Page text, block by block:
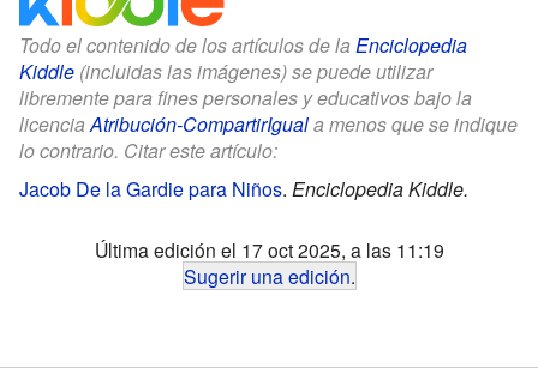
Todo el contenido de los artículos de la Enciclopedia
Kiddle (incluidas las imágenes) se puede utilizar
libremente para fines personales y educativos bajo la
licenciaAtribución-CompartirIguala menos que se indique
lo contrario. Citar este artículo:
Jacob De la Gardie para Niños. Enciclopedia Kiddle.
Última edición el 17 oct 2025, a las 11:19
Sugerir una edición.